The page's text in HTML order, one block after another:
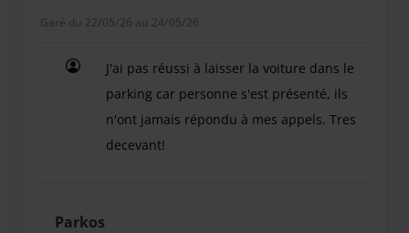
Garé du 22/05/26 au 24/05/26
J'ai pas réussi à laisser la voiture dans le
parking car personne s'est présenté, ils
n'ont jamais répondu à mes appels. Tres
decevant!
Parkos